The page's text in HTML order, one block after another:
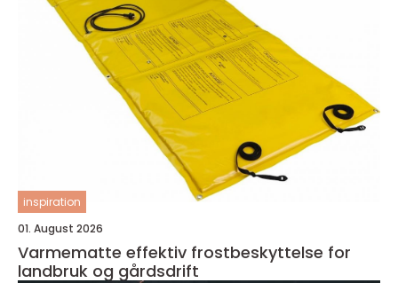
inspiration
01. August 2026
Varmematte effektiv frostbeskyttelse for
landbruk og gårdsdrift